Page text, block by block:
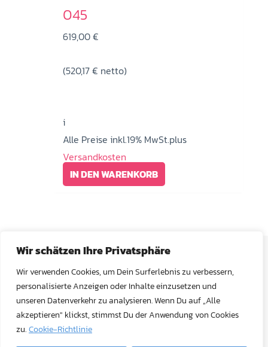
Wir schätzen Ihre Privatsphäre
Wir verwenden Cookies, um Dein Surferlebnis zu verbessern,
personalisierte Anzeigen oder Inhalte einzusetzen und
unseren Datenverkehr zu analysieren. Wenn Du auf „Alle
akzeptieren" klickst, stimmst Du der Anwendung von Cookies
zu.Cookie-Richtlinie
045
619,00€
(520,17€ netto)
i
Alle Preise inkl.19% MwSt.plus
Versandkosten
IN DEN WARENKORB
Ghost Newsletter
Unser Newsletter enthält alles Wissenswerte über den